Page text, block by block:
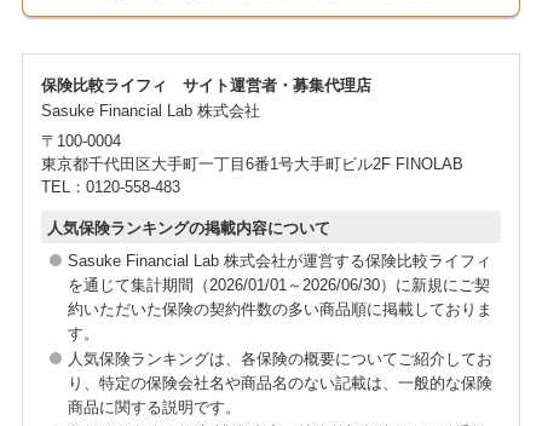
における帝王切開での入院などが保障される商品も取
り扱っています。
「妊婦保険」はこちら
保険比較ライフィ サイト運営者・募集代理店
Sasuke Financial Lab 株式会社
〒100-0004
東京都千代田区大手町一丁目6番1号大手町ビル2F FINOLAB
TEL：0120-558-483
人気保険ランキングの掲載内容について
Sasuke Financial Lab 株式会社が運営する保険比較ライフィ
を通じて集計期間（2026/01/01～2026/06/30）に新規にご契
約いただいた保険の契約件数の多い商品順に掲載しておりま
す。
人気保険ランキングは、各保険の概要についてご紹介してお
り、特定の保険会社名や商品名のない記載は、一般的な保険
商品に関する説明です。